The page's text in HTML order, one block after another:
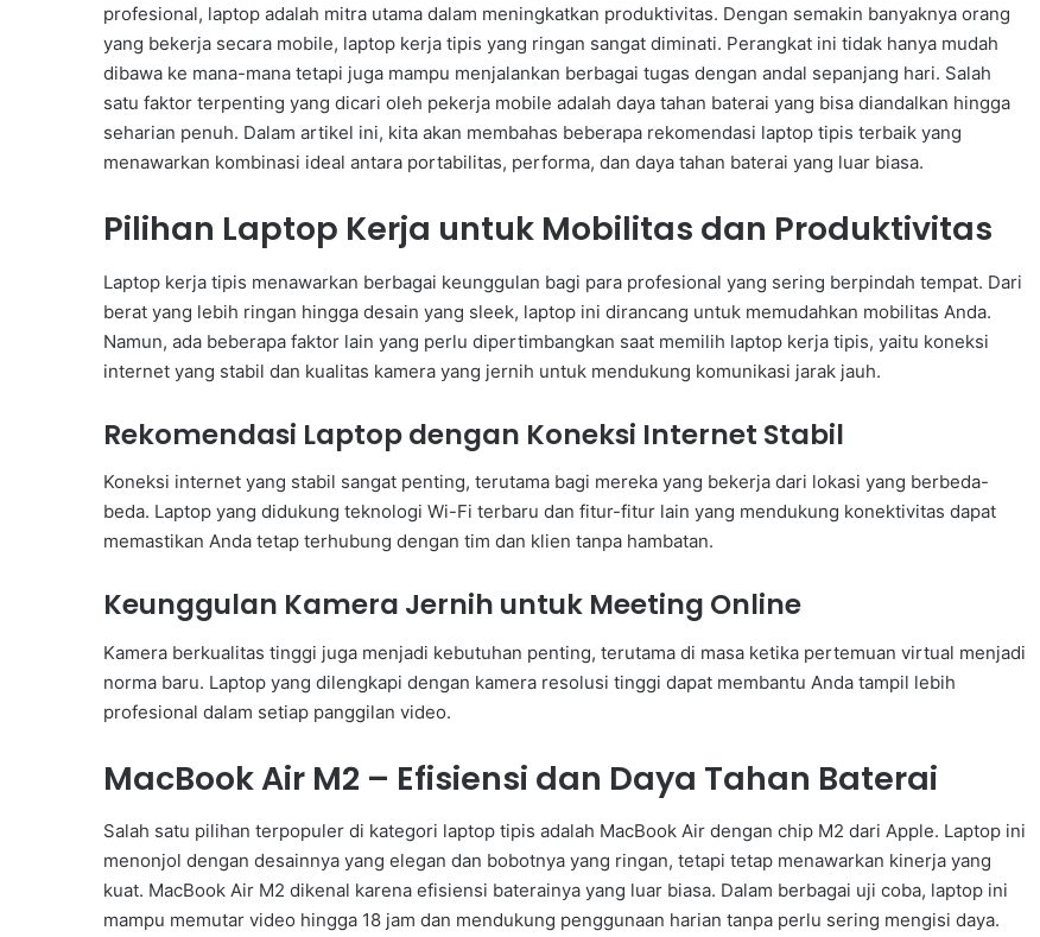
profesional, laptop adalah mitra utama dalam meningkatkan produktivitas. Dengan semakin banyaknya orang
yang bekerja secara mobile, laptop kerja tipis yang ringan sangat diminati. Perangkat ini tidak hanya mudah
dibawa ke mana-mana tetapi juga mampu menjalankan berbagai tugas dengan andal sepanjang hari. Salah
satu faktor terpenting yang dicari oleh pekerja mobile adalah daya tahan baterai yang bisa diandalkan hingga
seharian penuh. Dalam artikel ini, kita akan membahas beberapa rekomendasi laptop tipis terbaik yang
menawarkan kombinasi ideal antara portabilitas, performa, dan daya tahan baterai yang luar biasa.
Pilihan Laptop Kerja untuk Mobilitas dan Produktivitas
Laptop kerja tipis menawarkan berbagai keunggulan bagi para profesional yang sering berpindah tempat. Dari
berat yang lebih ringan hingga desain yang sleek, laptop ini dirancang untuk memudahkan mobilitas Anda.
Namun, ada beberapa faktor lain yang perlu dipertimbangkan saat memilih laptop kerja tipis, yaitu koneksi
internet yang stabil dan kualitas kamera yang jernih untuk mendukung komunikasi jarak jauh.
Rekomendasi Laptop dengan Koneksi Internet Stabil
Koneksi internet yang stabil sangat penting, terutama bagi mereka yang bekerja dari lokasi yang berbeda-
beda. Laptop yang didukung teknologi Wi-Fi terbaru dan fitur-fitur lain yang mendukung konektivitas dapat
memastikan Anda tetap terhubung dengan tim dan klien tanpa hambatan.
Keunggulan Kamera Jernih untuk Meeting Online
Kamera berkualitas tinggi juga menjadi kebutuhan penting, terutama di masa ketika pertemuan virtual menjadi
norma baru. Laptop yang dilengkapi dengan kamera resolusi tinggi dapat membantu Anda tampil lebih
profesional dalam setiap panggilan video.
MacBook Air M2 – Efisiensi dan Daya Tahan Baterai
Salah satu pilihan terpopuler di kategori laptop tipis adalah MacBook Air dengan chip M2 dari Apple. Laptop ini
menonjol dengan desainnya yang elegan dan bobotnya yang ringan, tetapi tetap menawarkan kinerja yang
kuat. MacBook Air M2 dikenal karena efisiensi baterainya yang luar biasa. Dalam berbagai uji coba, laptop ini
mampu memutar video hingga 18 jam dan mendukung penggunaan harian tanpa perlu sering mengisi daya.